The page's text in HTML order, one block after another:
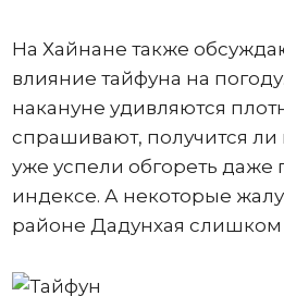
На Хайнане также
влияние тайфуна на
накануне удивляются
спрашивают, получится ли
уже успели обгореть
индексе. А некоторые
районе Дадунхая слишком